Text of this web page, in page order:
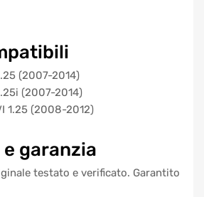
(2007-2014)
(2007-2014)
1.25 (2008-2012)
garanzia
testato e verificato. Garantito